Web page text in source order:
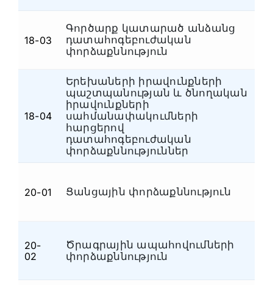
18-03
Գործարք կատարած անձանց
դատահոգեբուժական
փորձաքննություն
18-04
Երեխաների իրավունքների
պաշտպանության և ծնողական
իրավունքների
սահմանափակումների
հարցերով
դատահոգեբուժական
փորձաքննություններ
20-01 Ցանցային փորձաքննություն
20-
02
Ծրագրային ապահովումների
փորձաքննություն